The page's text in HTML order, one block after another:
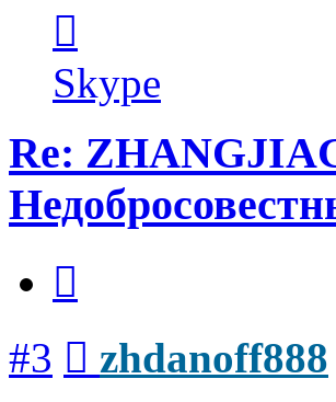
пользователя
zhdanoff888
Skype
Re:
#3 zhdanoff888